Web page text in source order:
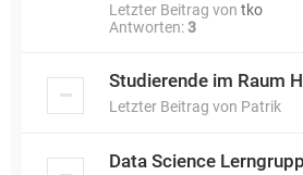
Letzter Beitrag von tko
Antworten:3
Studierende im Raum
Letzter Beitrag von Patrik
Data Science